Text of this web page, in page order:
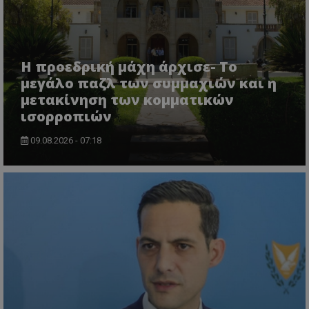
Η προεδρική μάχη άρχισε- Το
μεγάλο παζλ των συμμαχιών και η
μετακίνηση των κομματικών
ισορροπιών
09.08.2026 - 07:18
VISITOR_PRIVACY_METADATA
.youtube.com